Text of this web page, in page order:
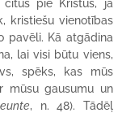
citus pie Kristus, ja
kristiešu vienotības
pavēli. Kā atgādina
lai visi būtu viens,
spēks, kas mūs
mūsu gausumu un
, n. 48). Tādēļ